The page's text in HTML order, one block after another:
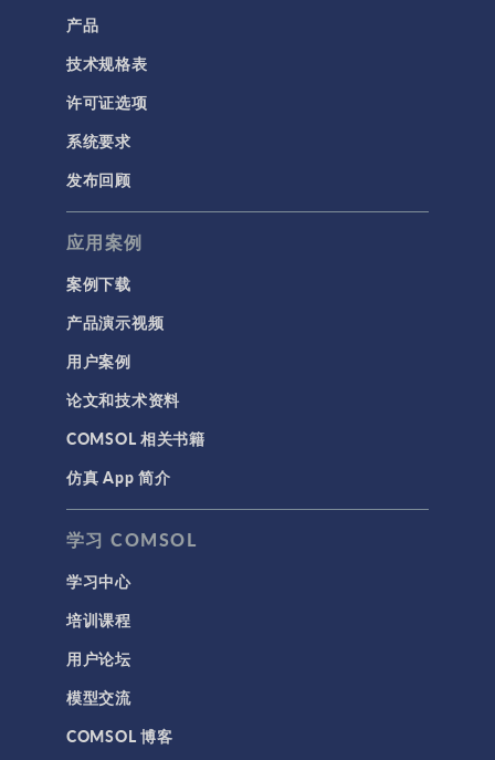
产品
技术规格表
许可证选项
系统要求
发布回顾
应用案例
案例下载
产品演示视频
用户案例
论文和技术资料
COMSOL 相关书籍
仿真 App 简介
学习 COMSOL
学习中心
培训课程
用户论坛
模型交流
COMSOL 博客